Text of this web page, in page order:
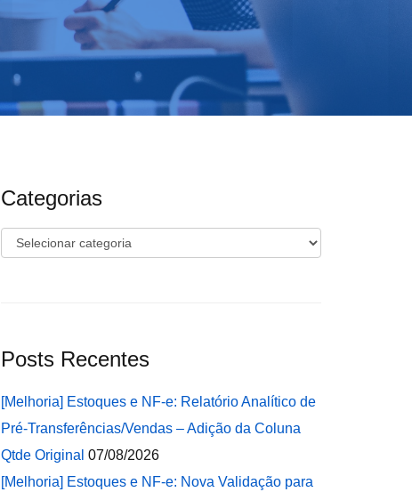
Categorias
Categorias
Posts Recentes
[Melhoria] Estoques e NF-e: Relatório Analítico de
Pré-Transferências/Vendas – Adição da Coluna
Qtde Original 07/08/2026
[Melhoria] Estoques e NF-e: Nova Validação para